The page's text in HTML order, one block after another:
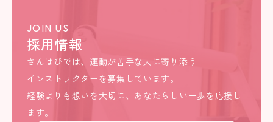
JOIN US
採用情報
さんはぴでは、運動が苦手な人に寄り添う
インストラクターを募集しています。
経験よりも想いを大切に、あなたらしい一歩を応援し
ます。